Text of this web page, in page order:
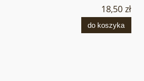
18,50 zł
do koszyka